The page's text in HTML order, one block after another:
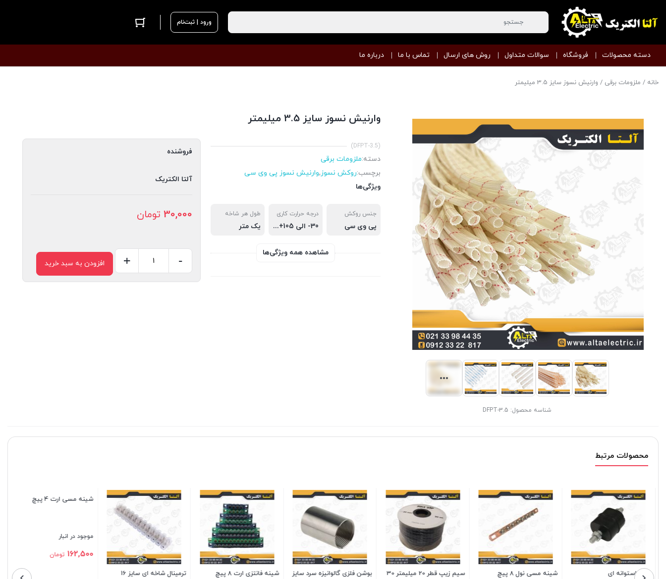
ورود | ثبت‌نام
دسته محصولات فروشگاه سوالات متداول روش های ارسال تماس با ما درباره ما
خانه / ملزومات برقی / وارنیش نسوز سایز 3.5 میلیمتر
شناسه محصول: DFPT-3.5
وارنیش نسوز سایز 3.5 میلیمتر
(DFPT-3.5)
دسته:ملزومات برقی
برچسب:روکش نسوز,وارنیش نسوز پی وی سی
ویژگی‌ها
جنس روکش
پی وی سی
درجه حرارت کاری
30- الی 105+ درجه سانتیگراد
طول هر شاخه
یک متر
مشاهده همه ویژگی‌ها
فروشنده
آلتا الکتریک
30,000 تومان
نسوز
-
+ افزودن به سبد خرید
محصولات مرتبط
بوشن فلزی گالوانیزه سرد سایز
شینه فانتزی ارت 8 پیچ
ترمینال شاخه ای سایز 16
شینه مسی ارت 4 پیچ
درپوش فشاری گرومت سایز
موجود در انبار
تماس بگیرید
شینه فانتزی نول 6 پیچ
موجود در انبار
56,000 تومان